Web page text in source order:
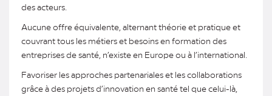
des acteurs.
Aucune offre équivalente, alternant théorie et pratique et
couvrant tous les métiers et besoins en formation des
entreprises de santé, n’existe en Europe ou à l’international.
Favoriser les approches partenariales et les collaborations
grâce à des projets d’innovation en santé tel que celui-là,